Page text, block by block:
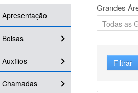
Apresentação
Bolsas
Auxílios
Chamadas
Grandes
Filtrar